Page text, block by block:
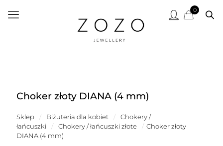
0
Choker złoty DIANA (4 mm)
Sklep / Biżuteria dla kobiet /
Chokery /
łańcuszki
/ Chokery / łańcuszki złote / Choker złoty
DIANA (4 mm)